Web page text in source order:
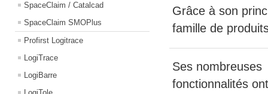
SpaceClaim / Catalcad
SpaceClaim SMOPlus
Profirst Logitrace
LogiTrace
LogiBarre
Grâce à son
famille de
Ses nombreuses
fonctionnalités